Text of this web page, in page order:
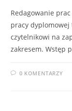
Redagowanie
pracy
czytelnikowi na
zakresem. Wstęp
0 KOMENTARZY